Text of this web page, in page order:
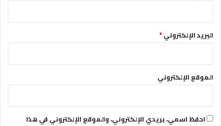
البريد الإلكتروني*
الموقع الإلكتروني
احفظ اسمي، بريدي الإلكتروني، والموقع الإلكتروني في هذا